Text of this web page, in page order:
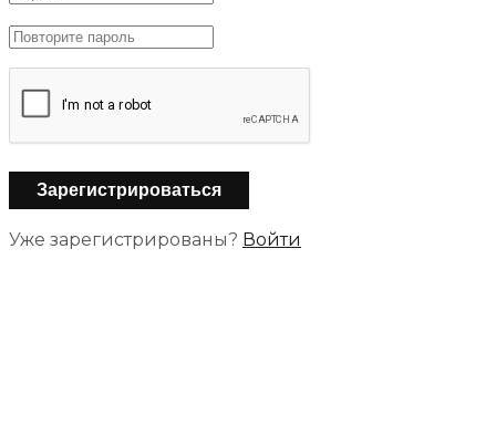
Уже зарегистрированы? Войти